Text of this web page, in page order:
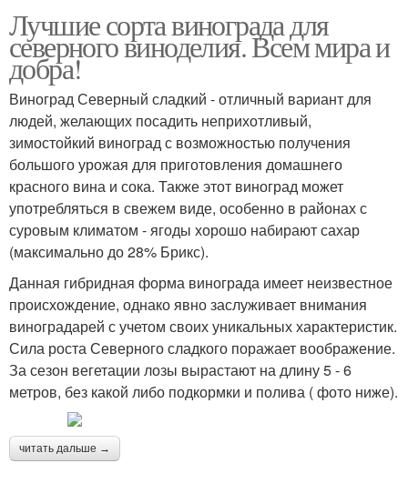
вина
десертного вина
Лучшие сорта винограда для
северного виноделия. Всем мира и
добра!
Виноград Северный сладкий - отличный вариант для
людей, желающих посадить неприхотливый,
зимостойкий виноград с возможностью получения
большого урожая для приготовления домашнего
красного вина и сока. Также этот виноград может
употребляться в свежем виде, особенно в районах с
суровым климатом - ягоды хорошо набирают сахар
(максимально до 28% Брикс).
Данная гибридная форма винограда имеет неизвестное
происхождение, однако явно заслуживает внимания
виноградарей с учетом своих уникальных характеристик.
Сила роста Северного сладкого поражает воображение.
За сезон вегетации лозы вырастают на длину 5 - 6
метров, без какой либо подкормки и полива ( фото ниже).
читать дальше →